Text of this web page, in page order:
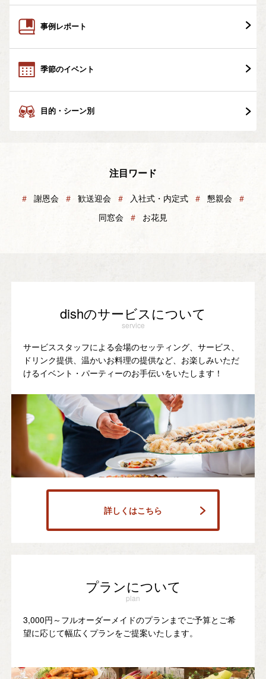
事例レポート
季節のイベント
目的・シーン別
注目ワード
＃ 謝恩会 ＃ 歓送迎会 ＃ 入社式・内定式 ＃ 懇親会 ＃
同窓会 ＃ お花見
dishのサービスについて
service
サービススタッフによる会場のセッティング、サービス、
ドリンク提供、温かいお料理の提供など、お楽しみいただ
けるイベント・パーティーのお手伝いをいたします！
詳しくはこちら
プランについて
plan
3,000円～フルオーダーメイドのプランまでご予算とご希
望に応じて幅広くプランをご提案いたします。